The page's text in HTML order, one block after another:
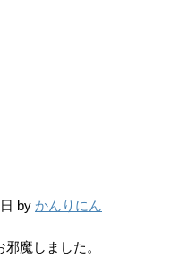
by かんりにん
魔しました。